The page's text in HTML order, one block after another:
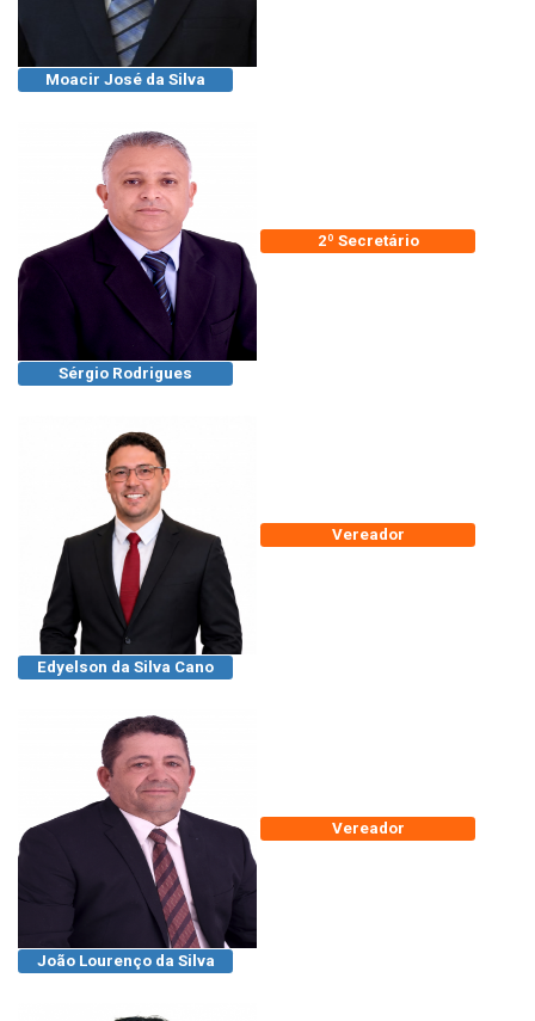
Moacir José da Silva
2º Secretário
Sérgio Rodrigues
Vereador
Edyelson da Silva Cano
Vereador
João Lourenço da Silva